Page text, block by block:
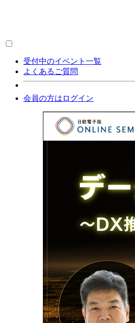
受付中のイベント一覧
よくあるご質問
会員の方はログイン